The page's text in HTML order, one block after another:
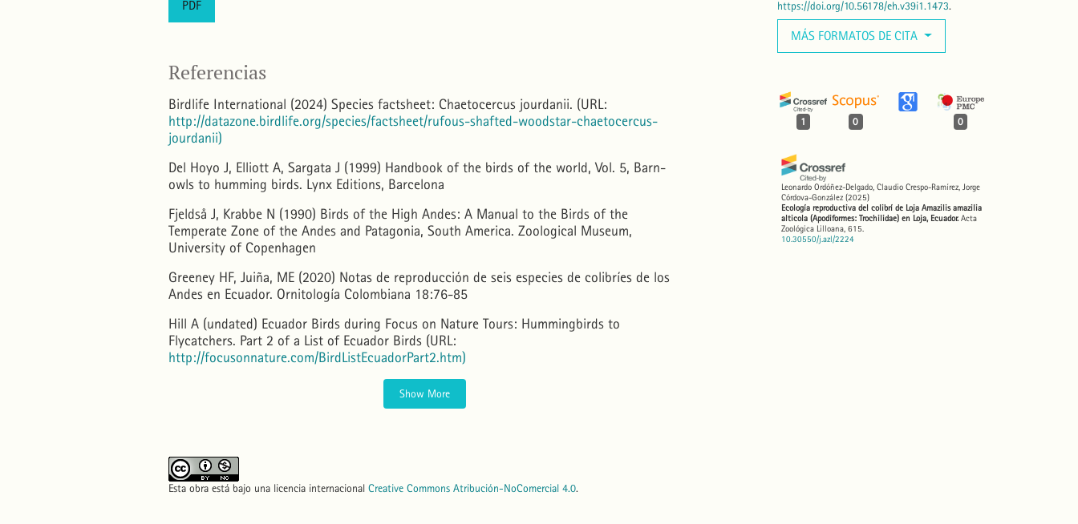
https://doi.org/10.56178/eh.v39i1.1473.
MÁS FORMATOS DE CITA
1 0 0
Leonardo Ordóñez-Delgado, Claudio Crespo-Ramírez, Jorge
Córdova-González (2025)
Ecología reproductiva del colibrí de Loja Amazilis amazilia
alticola (Apodiformes: Trochilidae) en Loja, Ecuador. Acta
Zoológica Lilloana, 615.
10.30550/j.azl/2224
PDF
Referencias
Birdlife International (2024) Species factsheet: Chaetocercus jourdanii. (URL:
http://datazone.birdlife.org/species/factsheet/rufous-shafted-woodstar-chaetocercus-
jourdanii)
Del Hoyo J, Elliott A, Sargata J (1999) Handbook of the birds of the world, Vol. 5, Barn-
owls to humming birds. Lynx Editions, Barcelona
Fjeldså J, Krabbe N (1990) Birds of the High Andes: A Manual to the Birds of the
Temperate Zone of the Andes and Patagonia, South America. Zoological Museum,
University of Copenhagen
Greeney HF, Juiña, ME (2020) Notas de reproducción de seis especies de colibríes de los
Andes en Ecuador. Ornitología Colombiana 18:76-85
Hill A (undated) Ecuador Birds during Focus on Nature Tours: Hummingbirds to
Flycatchers. Part 2 of a List of Ecuador Birds (URL:
http://focusonnature.com/BirdListEcuadorPart2.htm)
Show More
Esta obra está bajo una licencia internacional Creative Commons Atribución-NoComercial 4.0.